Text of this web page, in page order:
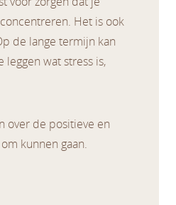
Het is ook
de lange termijn kan
wat stress is,
over de positieve en
kunnen gaan.